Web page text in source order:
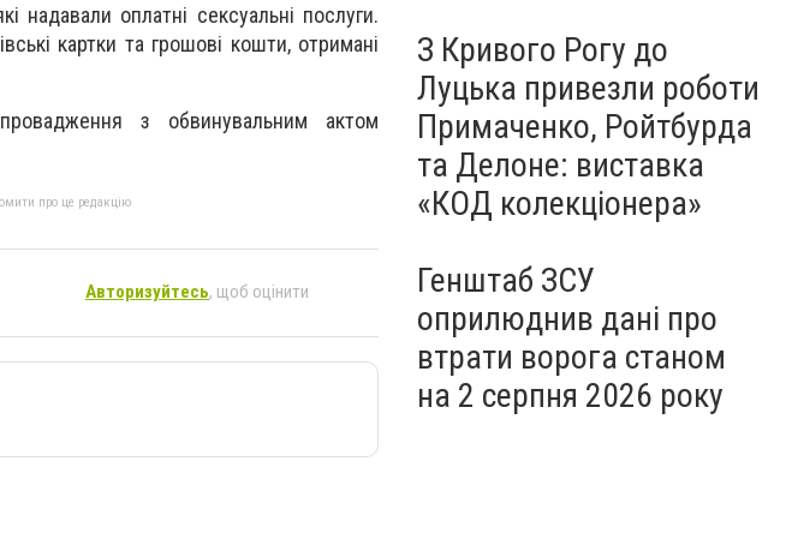
надавали оплатні сексуальні послуги.
картки та грошові кошти, отримані
з обвинувальним актом
про це редакцію
Авторизуйтесь, щоб оцінити
З Кривого Рогу до
Луцька привезли роботи
Примаченко, Ройтбурда
та Делоне: виставка
«КОД колекціонера»
Генштаб ЗСУ
оприлюднив дані про
втрати ворога станом
на 2 серпня 2026 року